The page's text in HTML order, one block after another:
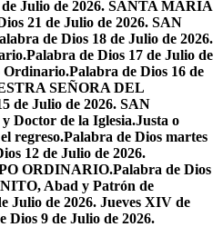
de Julio de 2026. SANTA MARÍA
21 de Julio de 2026. SAN
de Dios 18 de Julio de 2026.
Palabra de Dios 17 de Julio de
Ordinario.Palabra de Dios 16 de
SEÑORA DEL
de Julio de 2026. SAN
Doctor de la Iglesia.Justa o
regreso.Palabra de Dios martes
12 de Julio de 2026.
ORDINARIO.Palabra de Dios
Abad y Patrón de
Julio de 2026. Jueves XIV de
Dios 9 de Julio de 2026.